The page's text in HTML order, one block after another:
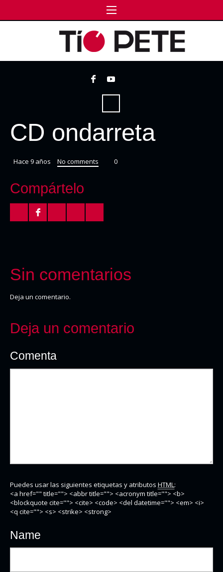
CD ondarreta
Hace 9 años No comments 0
Compártelo
Sin comentarios
Deja un comentario.
Deja un comentario
Comenta
Puedes usar las siguientes etiquetas y atributos HTML:
<a href="" title=""> <abbr title=""> <acronym title=""> <b>
<blockquote cite=""> <cite> <code> <del datetime=""> <em> <i>
<q cite=""> <s> <strike> <strong>
Name